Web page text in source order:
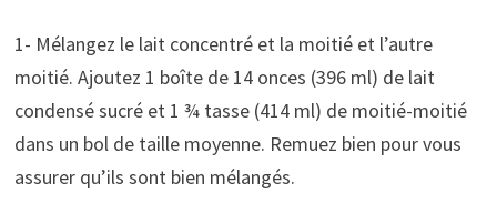
1- Mélangez le lait concentré et la moitié et l’autre
moitié. Ajoutez 1 boîte de 14 onces (396 ml) de lait
condensé sucré et 1 ¾ tasse (414 ml) de moitié-moitié
dans un bol de taille moyenne. Remuez bien pour vous
assurer qu’ils sont bien mélangés.